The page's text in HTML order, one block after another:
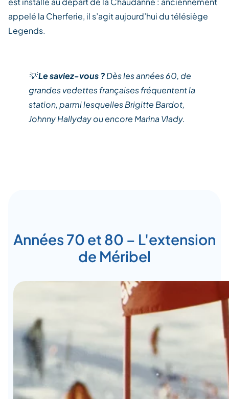
appelé la Cherferie, il s’agit aujourd’hui du télésiège
Legends.
💡Le saviez-vous ?Dès les années 60, de
grandes vedettes françaises fréquentent la
station, parmi lesquelles Brigitte Bardot,
Johnny Hallyday ou encore Marina Vlady.
Années 70 et 80 – L'extension
de Méribel